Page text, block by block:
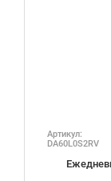
Артикул:
DA60L0S2RV